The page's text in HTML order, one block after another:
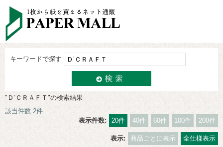
キーワードで探す
"Ｄ’ＣＲＡＦＴ"の検索結果
該当件数:2件
表示件数:
20件 40件 60件 100件 200件
表示: 商品ごとに表示 全仕様表示